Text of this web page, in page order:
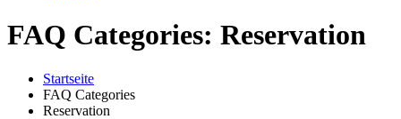
FAQ Categories: Reservation
Startseite
FAQ Categories
Reservation